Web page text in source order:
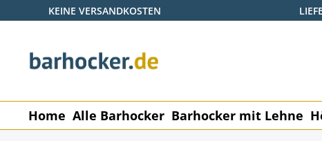
Hauptinhalt springen
Zur Suche springen
Zur Hauptnavigation springen
KEINE VERSANDKOSTEN
Home Alle Barhocker Barhocker mit Lehne